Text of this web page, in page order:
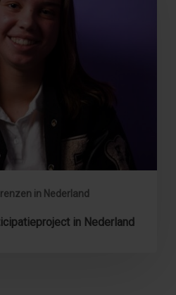
in Nederland
in Nederland